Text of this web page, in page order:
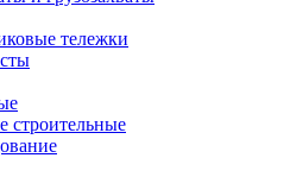
тележки
строительные